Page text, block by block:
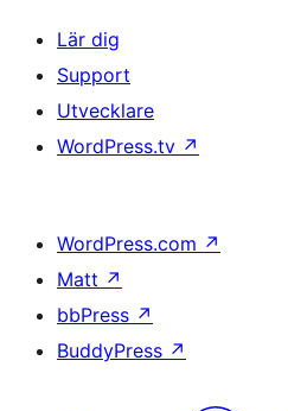
Lär dig
Support
Utvecklare
WordPress.tv ↗
WordPress.com ↗
Matt ↗
bbPress ↗
BuddyPress ↗